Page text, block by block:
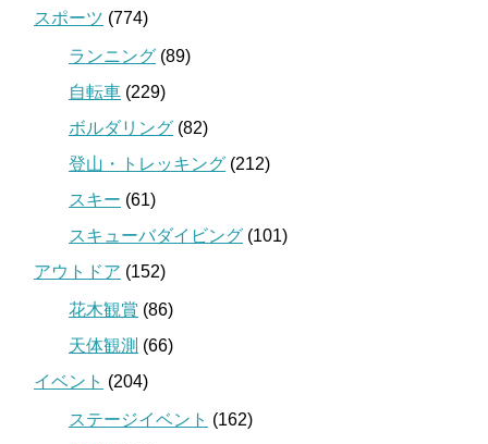
スポーツ (774)
ランニング (89)
自転車 (229)
ボルダリング (82)
登山・トレッキング (212)
スキー (61)
スキューバダイビング (101)
アウトドア (152)
花木観賞 (86)
天体観測 (66)
イベント (204)
ステージイベント (162)